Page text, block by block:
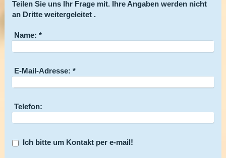
Teilen Sie uns Ihr Frage mit. Ihre Angaben werden nicht
an Dritte weitergeleitet .
Name: *
E-Mail-Adresse: *
Telefon:
Ich bitte um Kontakt per e-mail!